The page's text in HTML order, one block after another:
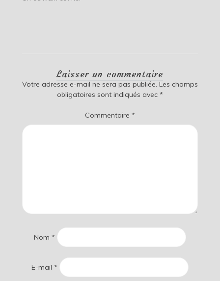
Laisser un commentaire
Votre adresse e-mail ne sera pas publiée. Les champs
obligatoires sont indiqués avec *
Commentaire *
Nom *
E-mail *